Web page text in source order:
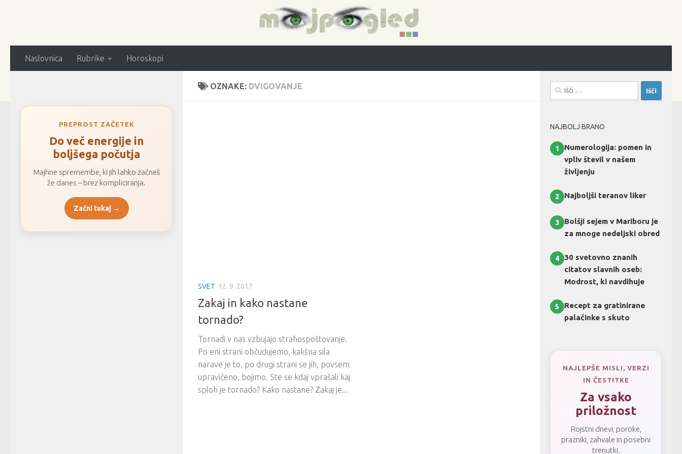
Naslovnica Rubrike Horoskopi
OZNAKE: DVIGOVANJE
SVET 12. 9. 2017
Zakaj in kako nastane
tornado?
Tornadi v nas vzbujajo strahospoštovanje.
Po eni strani občudujemo, kakšna sila
narave je to, po drugi strani se jih, povsem
upravičeno, bojimo. Ste se kdaj vprašali kaj
sploh je tornado? Kako nastane? Zakaj je...
PREPROST ZAČETEK
Do več energije in
boljšega počutja
Majhne spremembe, ki jih lahko začneš
že danes – brez kompliciranja.
Začni tukaj →
Išči:
NAJBOLJ BRANO
1
Numerologija: pomen in
vpliv števil v našem
življenju
2 Najboljši teranov liker
3
Bolšji sejem v Mariboru je
za mnoge nedeljski obred
4
30 svetovno znanih
citatov slavnih oseb:
Modrost, ki navdihuje
5
Recept za gratinirane
palačinke s skuto
NAJLEPŠE MISLI, VERZI
IN ČESTITKE
Za vsako
priložnost
Rojstni dnevi, poroke,
prazniki, zahvale in posebni
trenutki.